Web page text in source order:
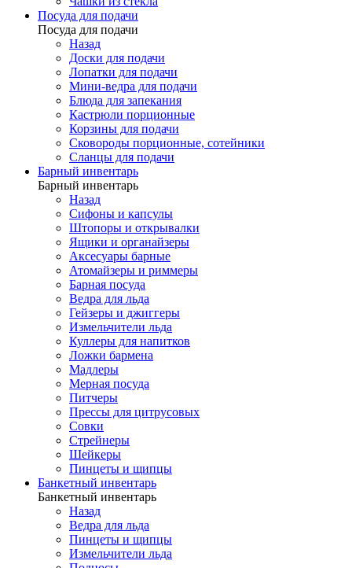
Посуда для подачи
Посуда для подачи
Назад
Доски для подачи
Лопатки для подачи
Мини-ведра для подачи
Блюда для запекания
Кастрюли порционные
Корзины для подачи
Сковороды порционные, сотейники
Сланцы для подачи
Барный инвентарь
Барный инвентарь
Назад
Сифоны и капсулы
Штопоры и открывалки
Ящики и органайзеры
Аксесуары барные
Атомайзеры и риммеры
Барная посуда
Ведра для льда
Гейзеры и джиггеры
Измельчители льда
Куллеры для напитков
Ложки бармена
Мадлеры
Мерная посуда
Питчеры
Прессы для цитрусовых
Совки
Стрейнеры
Шейкеры
Пинцеты и щипцы
Банкетный инвентарь
Банкетный инвентарь
Назад
Ведра для льда
Пинцеты и щипцы
Измельчители льда